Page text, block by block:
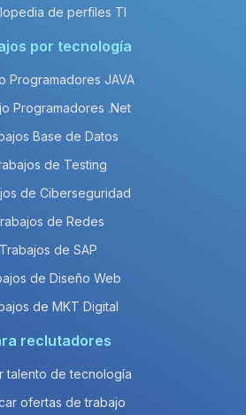
de perfiles TI
por tecnología
Programadores JAVA
Programadores .Net
Base de Datos
de Testing
de Ciberseguridad
de Redes
Trabajos de SAP
de Diseño Web
de MKT Digital
reclutadores
talento de tecnología
ofertas de trabajo